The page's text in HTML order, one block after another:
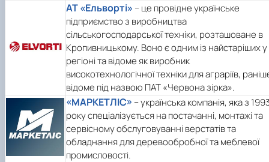
АТ «Ельворті» − це провідне українське
підприємство з виробництва
сільськогосподарської техніки, розташоване в
Кропивницькому. Воно є одним із найстаріших у
регіоні та відоме як виробник
високотехнологічної техніки для аграріїв,
відоме під назвою ПАТ «Червона зірка».
«МАРКЕТЛІС» − українська компанія, яка з
року спеціалізується на постачанні, монтажі та
сервісному обслуговуванні верстатів та
обладнання для деревообробної та меблевої
промисловості.